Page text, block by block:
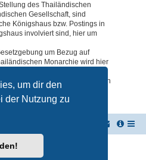
um dir den
der Nutzung zu
des Thailändischen
Gesellschaft, sind
Königshaus bzw. Postings in
involviert sind, hier um
um Bezug auf
Monarchie wird hier
nur ansatzweise bedenklich
#
Software © phpBB Limited
durchphpBB.de